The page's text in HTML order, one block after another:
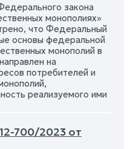
закона
монополиях»
что Федеральный
основы федеральной
монополий в
на
потребителей и
реализуемого ими
700/2023 от